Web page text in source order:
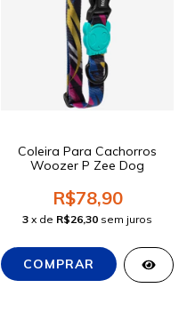
Coleira Para Cachorros
Woozer P Zee Dog
R$78,90
3 x de R$26,30 sem juros